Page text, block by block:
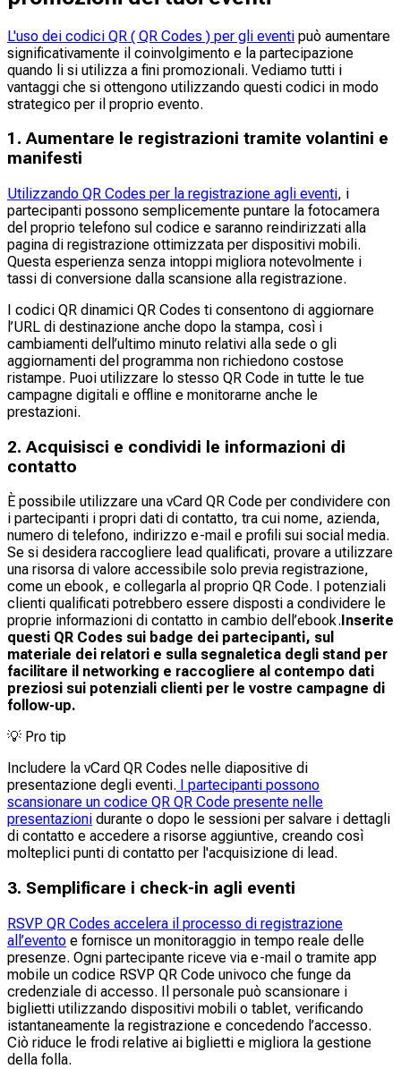
L'uso dei codici QR ( QR Codes ) per gli eventi può aumentare
significativamente il coinvolgimento e la partecipazione
quando li si utilizza a fini promozionali. Vediamo tutti i
vantaggi che si ottengono utilizzando questi codici in modo
strategico per il proprio evento.
1. Aumentare le registrazioni tramite volantini e
manifesti
Utilizzando QR Codes per la registrazione agli eventi, i
partecipanti possono semplicemente puntare la fotocamera
del proprio telefono sul codice e saranno reindirizzati alla
pagina di registrazione ottimizzata per dispositivi mobili.
Questa esperienza senza intoppi migliora notevolmente i
tassi di conversione dalla scansione alla registrazione.
I codici QR dinamici QR Codes ti consentono di aggiornare
l’URL di destinazione anche dopo la stampa, così i
cambiamenti dell’ultimo minuto relativi alla sede o gli
aggiornamenti del programma non richiedono costose
ristampe. Puoi utilizzare lo stesso QR Code in tutte le tue
campagne digitali e offline e monitorarne anche le
prestazioni.
2. Acquisisci e condividi le informazioni di
contatto
È possibile utilizzare una vCard QR Code per condividere con
i partecipanti i propri dati di contatto, tra cui nome, azienda,
numero di telefono, indirizzo e-mail e profili sui social media.
Se si desidera raccogliere lead qualificati, provare a utilizzare
una risorsa di valore accessibile solo previa registrazione,
come un ebook, e collegarla al proprio QR Code. I potenziali
clienti qualificati potrebbero essere disposti a condividere le
proprie informazioni di contatto in cambio dell’ebook. Inserite
questi QR Codes sui badge dei partecipanti, sul
materiale dei relatori e sulla segnaletica degli stand per
facilitare il networking e raccogliere al contempo dati
preziosi sui potenziali clienti per le vostre campagne di
follow-up.
💡 Pro tip
Includere la vCard QR Codes nelle diapositive di
presentazione degli eventi. I partecipanti possono
scansionare un codice QR QR Code presente nelle
presentazioni durante o dopo le sessioni per salvare i dettagli
di contatto e accedere a risorse aggiuntive, creando così
molteplici punti di contatto per l'acquisizione di lead.
3. Semplificare i check-in agli eventi
RSVP QR Codes accelera il processo di registrazione
all’evento e fornisce un monitoraggio in tempo reale delle
presenze. Ogni partecipante riceve via e-mail o tramite app
mobile un codice RSVP QR Code univoco che funge da
credenziale di accesso. Il personale può scansionare i
biglietti utilizzando dispositivi mobili o tablet, verificando
istantaneamente la registrazione e concedendo l’accesso.
Ciò riduce le frodi relative ai biglietti e migliora la gestione
della folla.